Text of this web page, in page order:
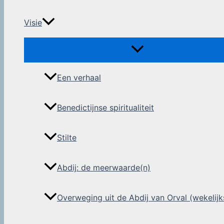
Visie
Een verhaal
Benedictijnse spiritualiteit
Stilte
Abdij: de meerwaarde(n)
Overweging uit de Abdij van Orval